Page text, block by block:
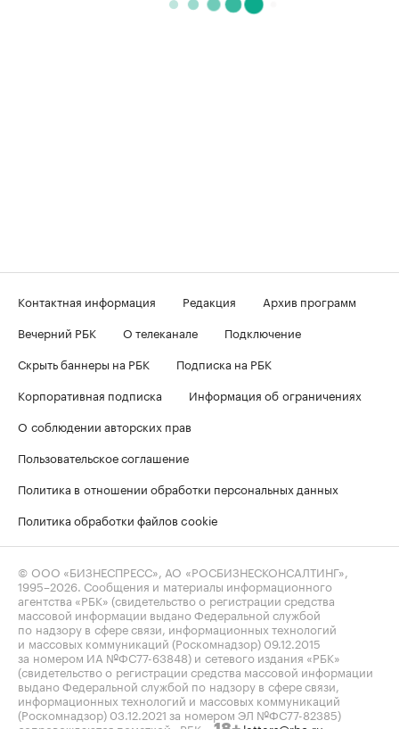
Контактная информация Редакция
Архив программ
Вечерний РБК
О телеканале
Подключение
Скрыть баннеры на РБК
Подписка на РБК
Корпоративная подписка
Информация об ограничениях
О соблюдении авторских прав
Пользовательское соглашение
Политика в отношении обработки персональных данных
Политика обработки файлов cookie
© ООО «БИЗНЕСПРЕСС», АО «РОСБИЗНЕСКОНСАЛТИНГ»,
1995–2026 . Сообщения и материалы информационного
агентства «РБК» (свидетельство о регистрации средства
массовой информации выдано Федеральной службой
по надзору в сфере связи, информационных технологий
и массовых коммуникаций (Роскомнадзор) 09.12.2015
за номером ИА №ФС77-63848) и сетевого издания «РБК»
(свидетельство о регистрации средства массовой информации
выдано Федеральной службой по надзору в сфере связи,
информационных технологий и массовых коммуникаций
(Роскомнадзор) 03.12.2021 за номером ЭЛ №ФС77-82385)